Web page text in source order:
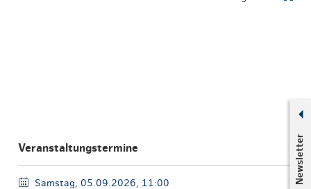
Newsletter
Veranstaltungstermine
Samstag, 05.09.2026, 11:00